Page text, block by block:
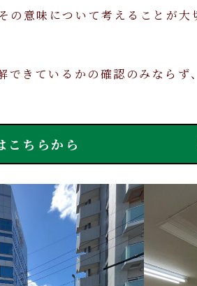
意味について考えることが大
きているかの確認のみなら
こちらから